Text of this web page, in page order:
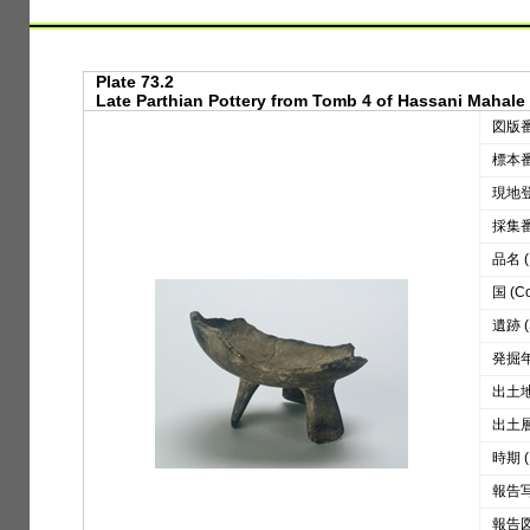
Plate 73.2
Late Parthian Pottery from Tomb 4 of Hassani Mahale
図版
標本
現地
採集
品名
国
遺跡
発掘
出土
出土
時期
報告
報告